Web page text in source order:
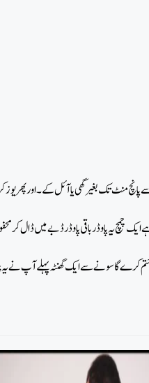
منٹ تک بغیر گھی یا آئل کے۔ اور پھر
چمچ یہ پاوڈر باقی پاوڈر ڈبے میں
ختم کرے گا سونے سے ایک گھنٹہ پہلے آپ